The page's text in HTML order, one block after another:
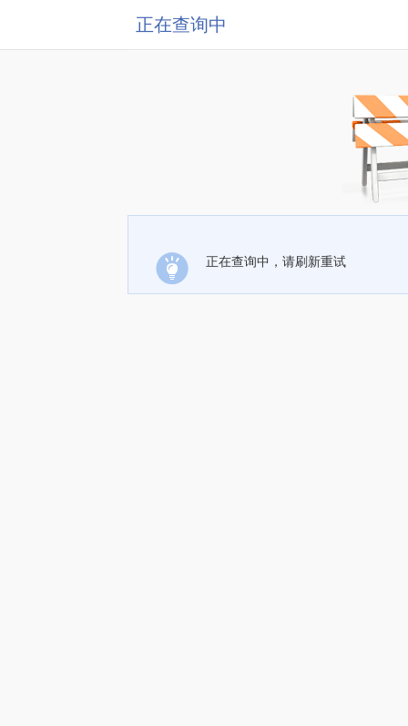
正在查询中
正在查询中，请刷新重试